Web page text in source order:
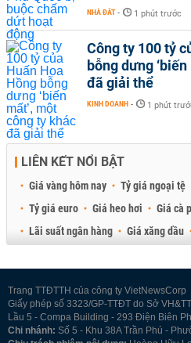
NHÀ ĐẤT - 1 phút trước
Công ty 100 tỷ
bỗng dưng
đã giải thể
KINH DOANH - 1 phút
LIÊN KẾT NỔI BẬT
Giá vàng hôm nay Tỷ giá ngoại tệ
Tỷ giá euro
Giá heo hơi Giá cà
Lãi suất ngân hàng
Giá xăng dầu
Trang TTĐTTH của công ty VietNewsCorp
Giấy phép số 3323/GP-TTĐT do Sở
Lầu 5 - Compa Building - 293 Điện Biên
Chi nhánh: Số 5 - Khu 38A Trần Phú -